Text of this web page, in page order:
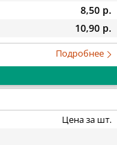
8,50 р.
10,90 р.
Подробнее
Цена за шт.